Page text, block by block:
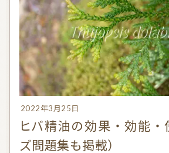
2022年3月25日
ヒバ精油の効果・効能・使い方（クイ
ズ問題集も掲載）